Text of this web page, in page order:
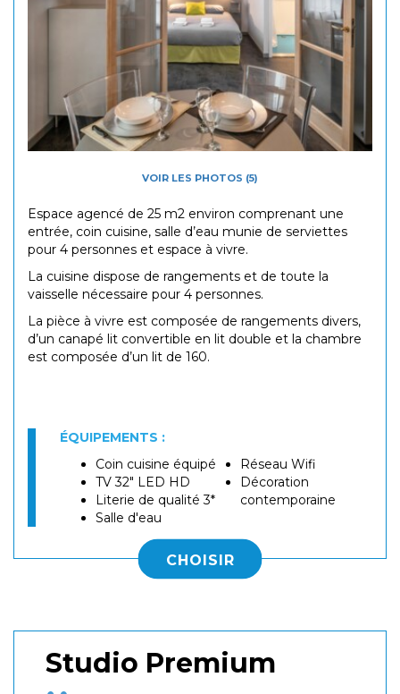
VOIR LES PHOTOS (5)
Espace agencé de 25 m2 environ comprenant une
entrée, coin cuisine, salle d’eau munie de serviettes
pour 4 personnes et espace à vivre.
La cuisine dispose de rangements et de toute la
vaisselle nécessaire pour 4 personnes.
La pièce à vivre est composée de rangements divers,
d’un canapé lit convertible en lit double et la chambre
est composée d’un lit de 160.
ÉQUIPEMENTS :
Coin cuisine équipé
TV 32" LED HD
Literie de qualité 3*
Salle d'eau
Réseau Wifi
Décoration
contemporaine
CHOISIR
Studio Premium